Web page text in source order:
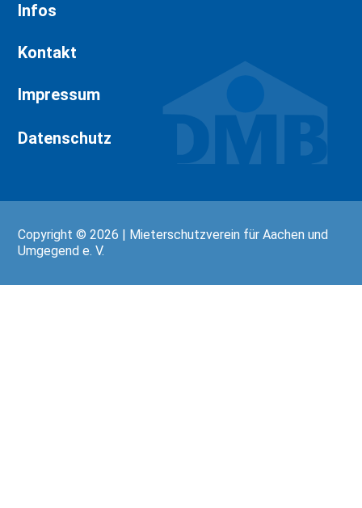
Infos
Kontakt
Impressum
Datenschutz
Copyright © 2026 | Mieterschutzverein für Aachen und
Umgegend e. V.